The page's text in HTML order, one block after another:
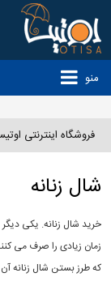
منو
فروشگاه اینترنتی
شال زنانه
خرید شال زنانه. یکی دیگر
زمان زیادی را صرف می
که طرز بستن شال زنانه